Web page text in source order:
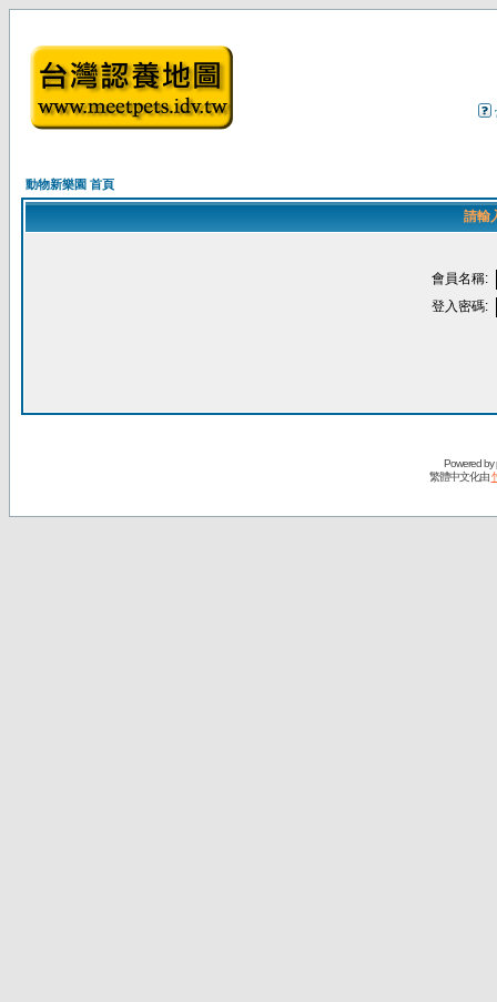
動物新樂園 首頁
請輸
會員名稱:
登入密碼:
Powered by
繁體中文化由